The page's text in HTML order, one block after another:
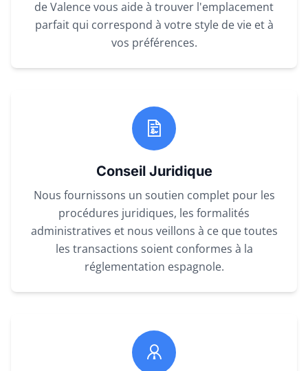
de Valence vous aide à trouver l'emplacement
parfait qui correspond à votre style de vie et à
vos préférences.
Conseil Juridique
Nous fournissons un soutien complet pour les
procédures juridiques, les formalités
administratives et nous veillons à ce que toutes
les transactions soient conformes à la
réglementation espagnole.